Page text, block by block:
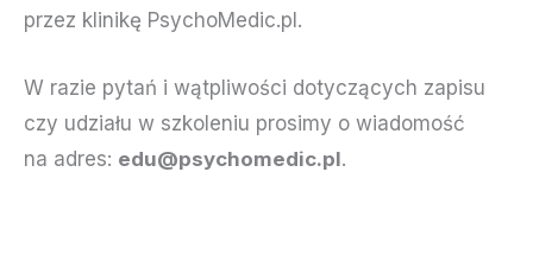
przez klinikę PsychoMedic.pl.
W razie pytań i wątpliwości dotyczących zapisu
czy udziału w szkoleniu prosimy o wiadomość
na adres: edu@psychomedic.pl.